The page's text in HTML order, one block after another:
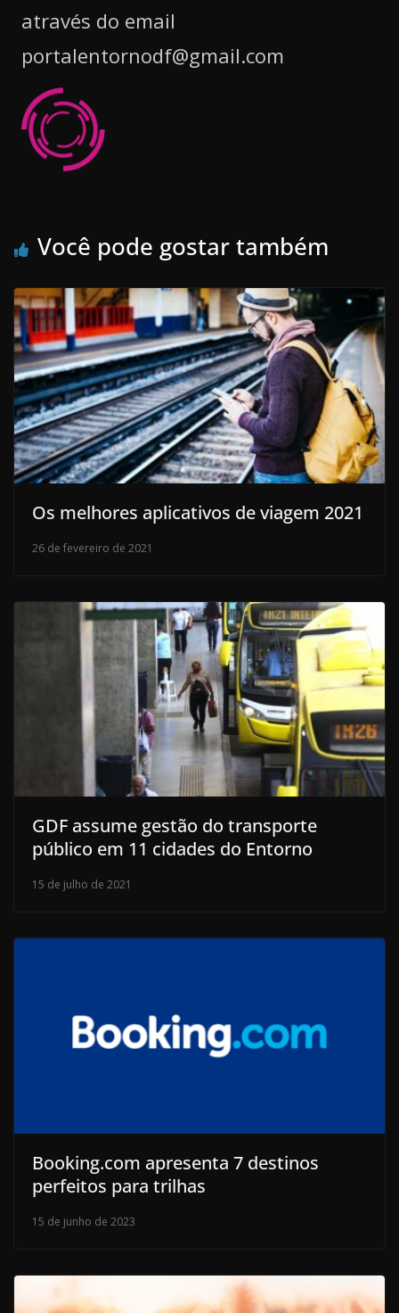
através do email
portalentornodf@gmail.com
Você pode gostar também
Os melhores aplicativos de viagem 2021
26 de fevereiro de 2021
GDF assume gestão do transporte
público em 11 cidades do Entorno
15 de julho de 2021
Booking.com apresenta 7 destinos
perfeitos para trilhas
15 de junho de 2023